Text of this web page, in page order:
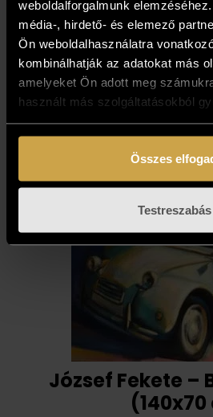
weboldalforgalmunk
média-, hirdető- és elemező
Ön weboldalhasználatra
kombinálhatják az adatokat más
amelyeket Ön adott meg
használt más szolgáltatásokból
Összes
Testreszabás
József Fekete –